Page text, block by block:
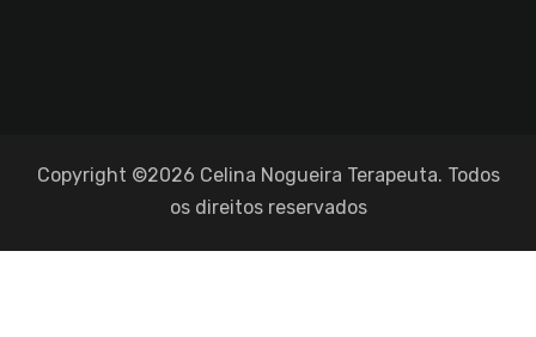
Copyright ©2026 Celina Nogueira Terapeuta. Todos
os direitos reservados